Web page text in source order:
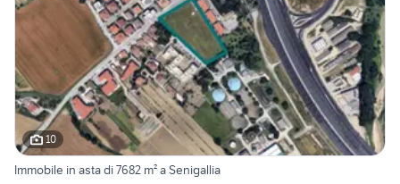
10
Immobile in asta di 7682 m² a Senigallia